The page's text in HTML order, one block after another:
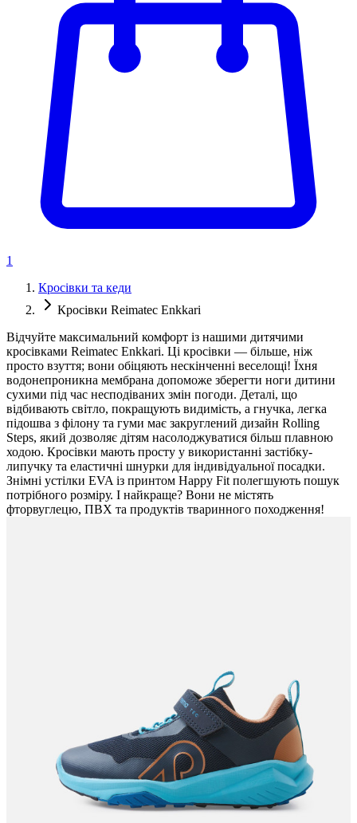
1
Кросівки та кеди
Кросівки Reimatec Enkkari
Відчуйте максимальний комфорт із нашими дитячими
кросівками Reimatec Enkkari. Ці кросівки — більше, ніж
просто взуття; вони обіцяють нескінченні веселощі! Їхня
водонепроникна мембрана допоможе зберегти ноги дитини
сухими під час несподіваних змін погоди. Деталі, що
відбивають світло, покращують видимість, а гнучка, легка
підошва з філону та гуми має закруглений дизайн Rolling
Steps, який дозволяє дітям насолоджуватися більш плавною
ходою. Кросівки мають просту у використанні застібку-
липучку та еластичні шнурки для індивідуальної посадки.
Знімні устілки EVA із принтом Happy Fit полегшують пошук
потрібного розміру. І найкраще? Вони не містять
фторвуглецю, ПВХ та продуктів тваринного походження!